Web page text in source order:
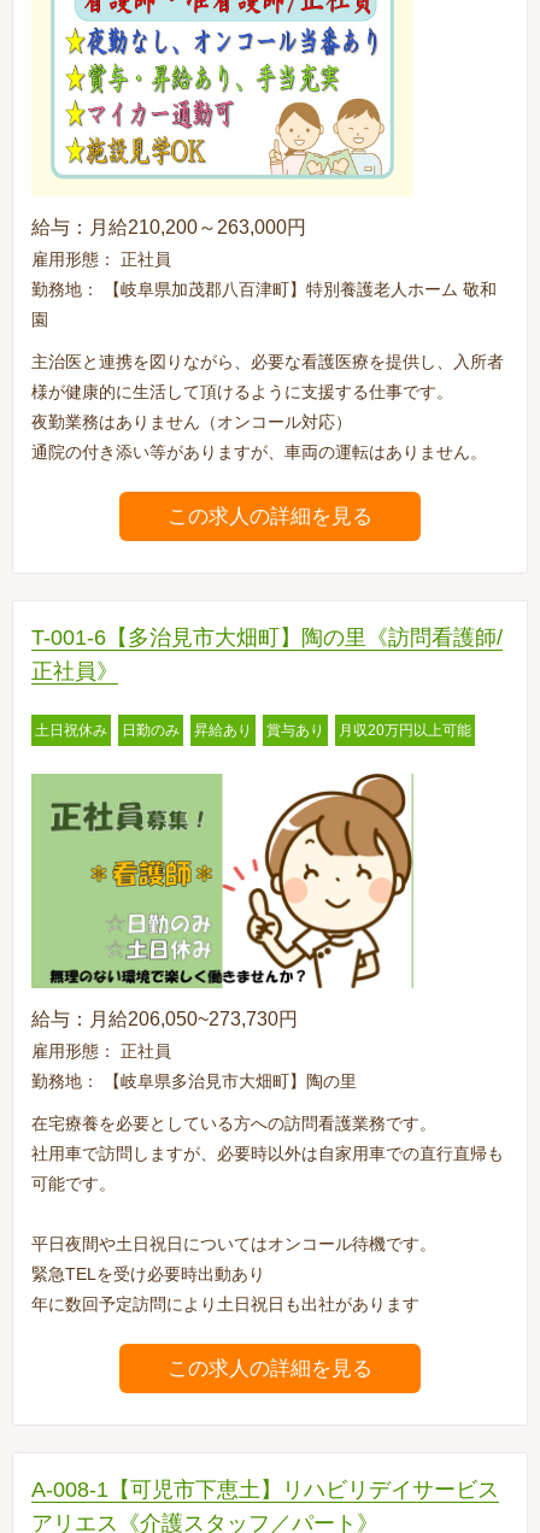
給与：月給210,200～263,000円
雇用形態： 正社員
勤務地： 【岐阜県加茂郡八百津町】特別養護老人ホーム 敬和
園
主治医と連携を図りながら、必要な看護医療を提供し、入所者
様が健康的に生活して頂けるように支援する仕事です。
夜勤業務はありません（オンコール対応）
通院の付き添い等がありますが、車両の運転はありません。
この求人の詳細を見る
T-001-6【多治見市大畑町】陶の里《訪問看護師/
正社員》
土日祝休み 日勤のみ 昇給あり 賞与あり 月収20万円以上可能
給与：月給206,050~273,730円
雇用形態： 正社員
勤務地： 【岐阜県多治見市大畑町】陶の里
在宅療養を必要としている方への訪問看護業務です。
社用車で訪問しますが、必要時以外は自家用車での直行直帰も
可能です。
平日夜間や土日祝日についてはオンコール待機です。
緊急TELを受け必要時出動あり
年に数回予定訪問により土日祝日も出社があります
この求人の詳細を見る
A-008-1【可児市下恵土】リハビリデイサービス
アリエス《介護スタッフ／パート》